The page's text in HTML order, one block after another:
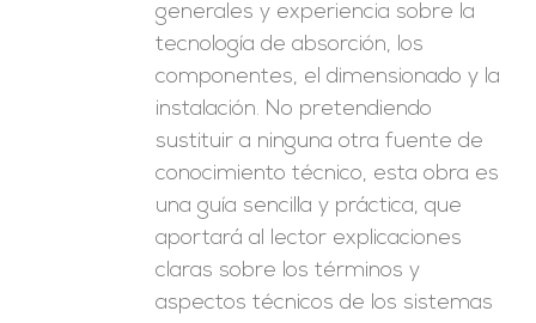
generales y experiencia sobre la
tecnología de absorción, los
componentes, el dimensionado y la
instalación. No pretendiendo
sustituir a ninguna otra fuente de
conocimiento técnico, esta obra es
una guía sencilla y práctica, que
aportará al lector explicaciones
claras sobre los términos y
aspectos técnicos de los sistemas